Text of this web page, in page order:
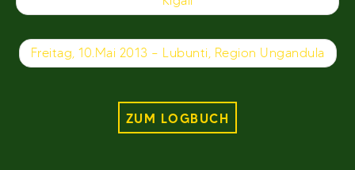
Freitag, 10.Mai 2013 – Lubunti, Region Ungandula
ZUM LOGBUCH